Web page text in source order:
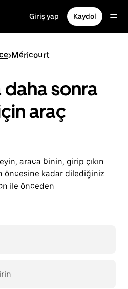
Giriş yap Kaydol
>Méricourt
sonra
araç
araca binin, girip çıkın
öncesine kadar dilediğiniz
ile önceden